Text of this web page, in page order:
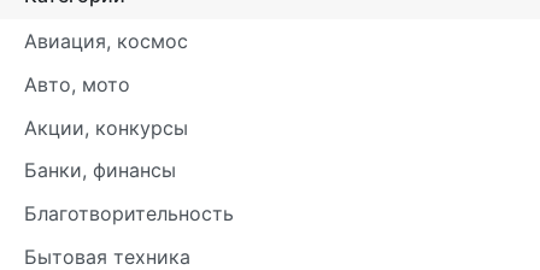
Авиация, космос
Авто, мото
Акции, конкурсы
Банки, финансы
Благотворительность
Бытовая техника